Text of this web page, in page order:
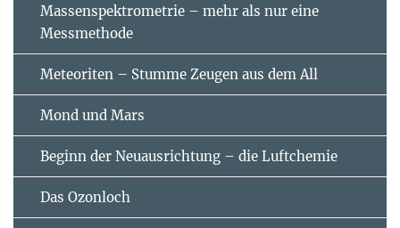
Massenspektrometrie – mehr als nur eine
Messmethode
Meteoriten – Stumme Zeugen aus dem All
Mond und Mars
Beginn der Neuausrichtung – die Luftchemie
Das Ozonloch